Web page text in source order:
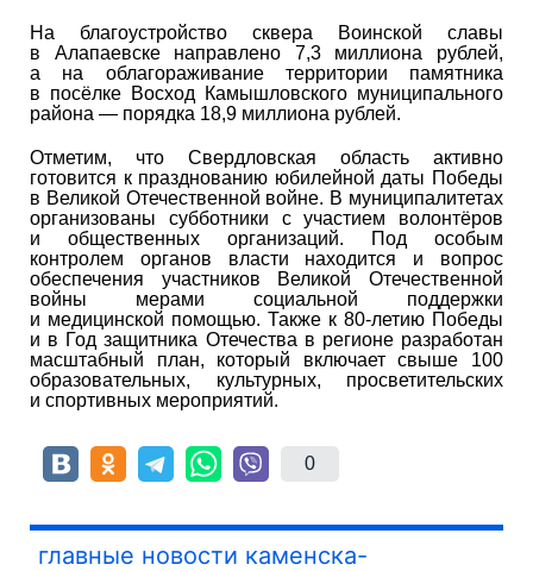
На благоустройство сквера Воинской славы
в Алапаевске направлено 7,3 миллиона рублей,
а на облагораживание территории памятника
в посёлке Восход Камышловского муниципального
района — порядка 18,9 миллиона рублей.
Отметим, что Свердловская область активно
готовится к празднованию юбилейной даты Победы
в Великой Отечественной войне. В муниципалитетах
организованы субботники с участием волонтёров
и общественных организаций. Под особым
контролем органов власти находится и вопрос
обеспечения участников Великой Отечественной
войны мерами социальной поддержки
и медицинской помощью. Также к 80-летию Победы
и в Год защитника Отечества в регионе разработан
масштабный план, который включает свыше 100
образовательных, культурных, просветительских
и спортивных мероприятий.
0
главные новости каменска-